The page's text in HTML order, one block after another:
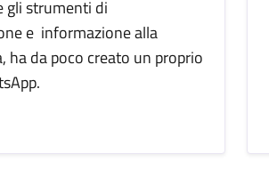
gli strumenti di
e informazione alla
ha da poco creato un proprio